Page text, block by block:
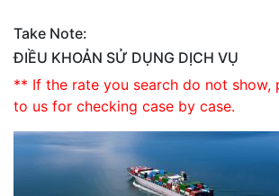
Take Note:
ĐIỀU KHOẢN SỬ DỤNG DỊCH VỤ
** If the rate you search do not show,
to us for checking case by case.